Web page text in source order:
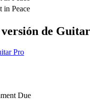
in Peace
de
Pro
Due